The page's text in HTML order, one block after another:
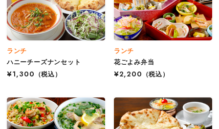
ランチ
ハニーチーズナンセット
¥1,300
（税込）
ランチ
花ごよみ弁当
¥2,200
（税込）